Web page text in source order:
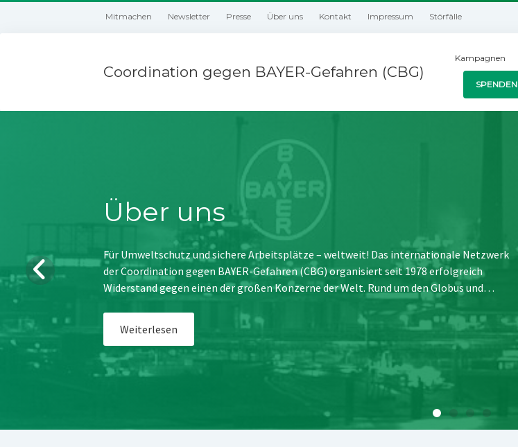
Mitmachen Newsletter Presse Über uns Kontakt Impressum Störfälle
Coordination gegen BAYER-Gefahren (CBG)
Kampagnen
SPENDEN
Über uns
Für Umweltschutz und sichere Arbeitsplätze – weltweit! Das internationale Netzwerk
der Coordination gegen BAYER-Gefahren (CBG) organisiert seit 1978 erfolgreich
Widerstand gegen einen der großen Konzerne der Welt. Rund um den Globus und…
Weiterlesen